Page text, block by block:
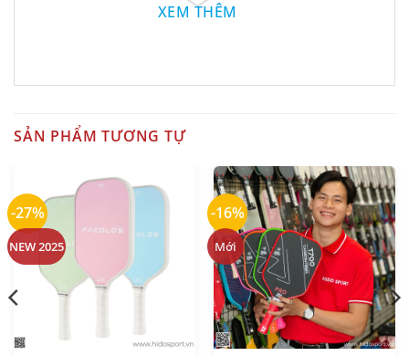
Stability: Sweet spot lớn, hạn chế lỗi lệch
XEM THÊM
SẢN PHẨM TƯƠNG TỰ
-27%
NEW 2025
-16%
Mới